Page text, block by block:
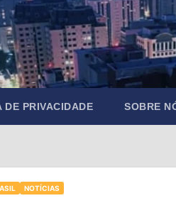
DE PRIVACIDADE SOBRE
NOTÍCIAS